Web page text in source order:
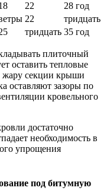
22
28 год
22
тридцать
тридцать 35 год
плиточный
оставить тепловые
жару секции крыши
оставляют зазоры по
кровельного
достаточно
необходимость в
упрощения
под битумную